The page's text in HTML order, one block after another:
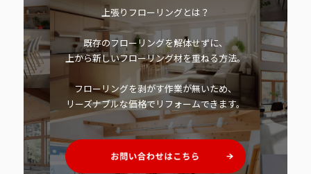
上張りフローリングとは？
既存のフローリングを解体せずに、
上から新しいフローリング材を重ねる方法。
フローリングを剥がす作業が無いため、
リーズナブルな価格でリフォームできます。